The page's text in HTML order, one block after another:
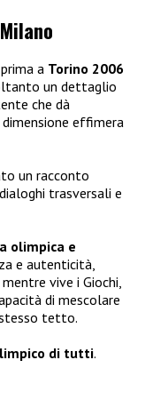
a Torino 2006
un dettaglio
che dà
effimera
un racconto
trasversali e
olimpica e
e autenticità,
vive i Giochi,
di mescolare
tetto.
di tutti.